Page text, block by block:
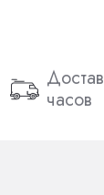
часов